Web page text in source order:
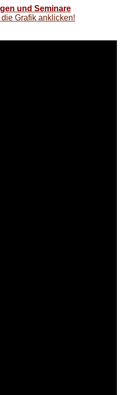
und Seminare
Grafik anklicken!